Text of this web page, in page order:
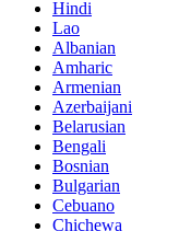
Hindi
Lao
Albanian
Amharic
Armenian
Azerbaijani
Belarusian
Bengali
Bosnian
Bulgarian
Cebuano
Chichewa